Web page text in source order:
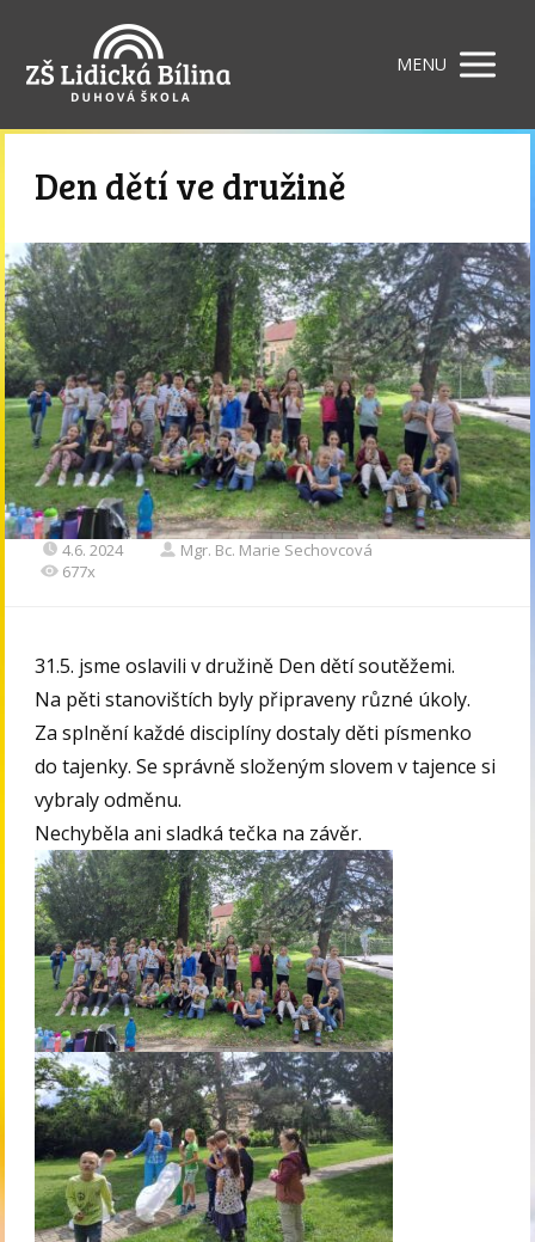
MENU
Den dětí ve družině
4.6. 2024
Mgr. Bc. Marie Sechovcová
677x
31.5. jsme oslavili v družině Den dětí soutěžemi.
Na pěti stanovištích byly připraveny různé úkoly.
Za splnění každé disciplíny dostaly děti písmenko
do tajenky. Se správně složeným slovem v tajence si
vybraly odměnu.
Nechyběla ani sladká tečka na závěr.